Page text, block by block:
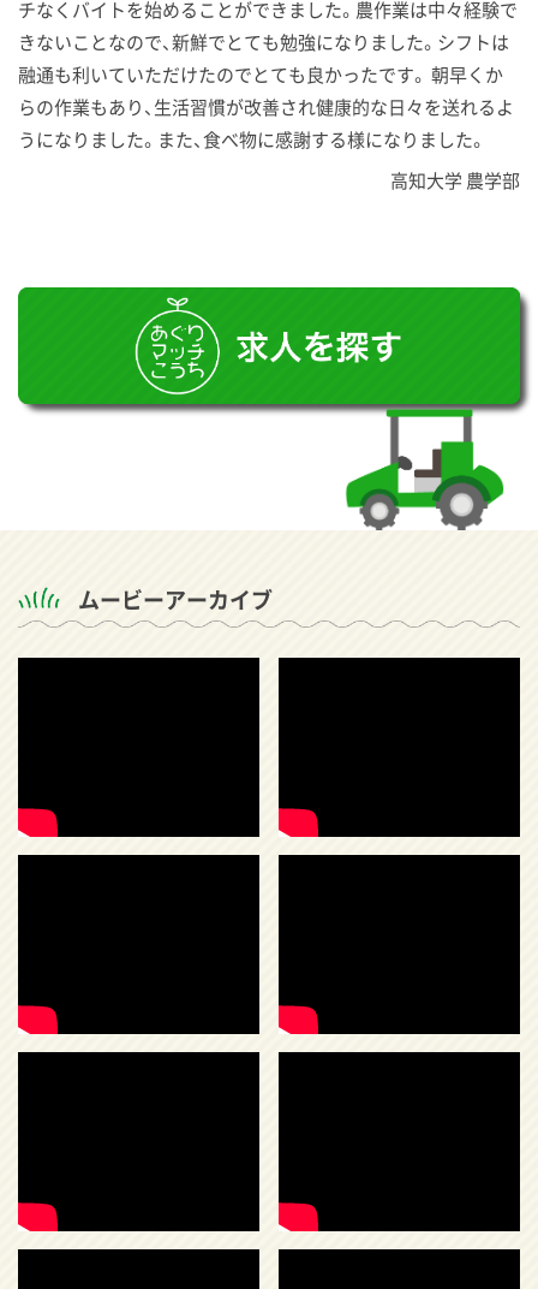
チなくバイトを始めることができました。農作業は中々経験で
きないことなので、新鮮でとても勉強になりました。シフトは
融通も利いていただけたのでとても良かったです。 朝早くか
らの作業もあり、生活習慣が改善され健康的な日々を送れるよ
うになりました。また、食べ物に感謝する様になりました。
高知大学 農学部
ムービーアーカイブ